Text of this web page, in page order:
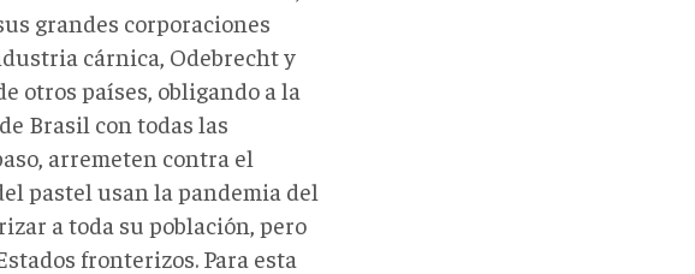
grandes corporaciones
cárnica, Odebrecht y
otros países, obligando a la
Brasil con todas las
arremeten contra el
pastel usan la pandemia del
a toda su población, pero
fronterizos. Para esta